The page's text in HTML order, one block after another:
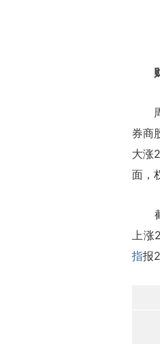
周
券商
大涨
面，
截
上涨
指报